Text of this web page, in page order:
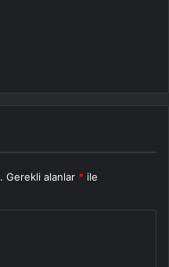
Gerekli alanlar * ile